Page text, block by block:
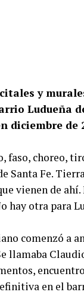
y
Ludueña
de
faso, choreo,
Santa Fe.
vienen de
hay otra para
comenzó a
llamaba
en el